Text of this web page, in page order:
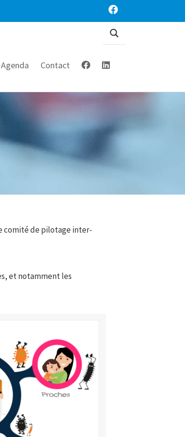
Agenda Contact
comité de pilotage inter-
et notamment les